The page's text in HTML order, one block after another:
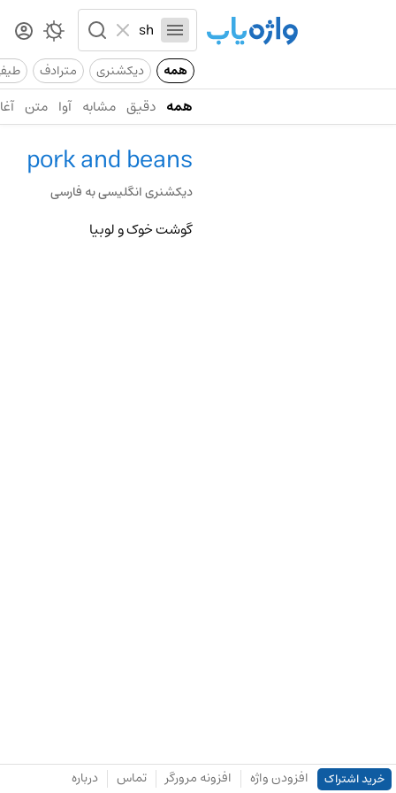
همه دیکشنری مترادف
همه دقیق مشابه آوا متن
pork and beans
دیکشنری انگلیسی به فارسی
گوشت خوک و لوبیا
خرید اشتراک افزودن واژه افزونه مرورگر تماس درباره